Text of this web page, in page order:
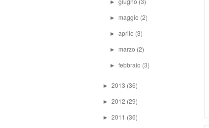
►
► maggio (2)
►aprile (3)
► marzo (2)
►febbraio (3)
► 2013 (36)
► 2012 (29)
► 2011 (36)